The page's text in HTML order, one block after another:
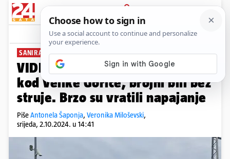
PRIJAVA
News Komentari
SANIRAJU ŠTETU
VIDEO Izbio požar u trafostanici
kod Velike Gorice, brojni bili bez
struje. Brzo su vratili napajanje
PišeAntonela Šaponja, Veronika Miloševski,
srijeda, 2.10.2024. u 14:41